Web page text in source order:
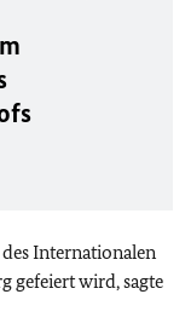
des Internationalen
gefeiert wird, sagte